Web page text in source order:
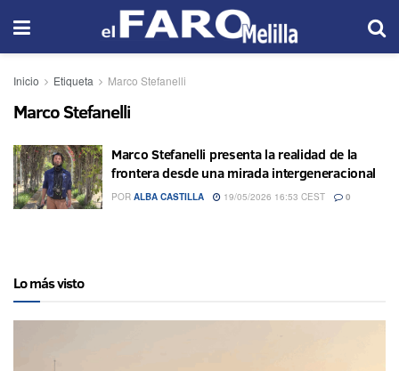
Inicio Etiqueta Marco Stefanelli
Marco Stefanelli
Marco Stefanelli presenta la realidad de la
frontera desde una mirada intergeneracional
POR ALBA CASTILLA 19/05/2026 16:53 CEST 0
Lo más visto